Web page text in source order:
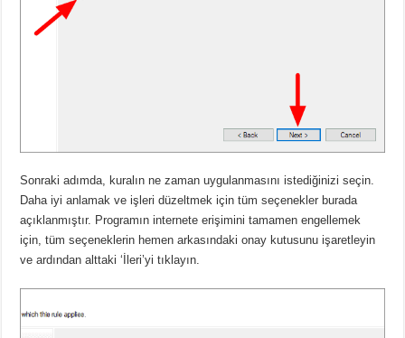
Sonraki adımda, kuralın ne zaman uygulanmasını istediğinizi seçin.
Daha iyi anlamak ve işleri düzeltmek için tüm seçenekler burada
açıklanmıştır. Programın internete erişimini tamamen engellemek
için, tüm seçeneklerin hemen arkasındaki onay kutusunu işaretleyin
ve ardından alttaki ‘İleri’yi tıklayın.